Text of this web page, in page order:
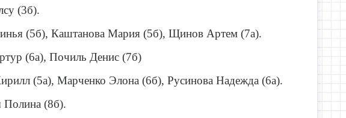
(3б).
(5б), Каштанова Мария (5б), Щинов Артем (7а).
Почиль Денис (7б)
Марченко Элона (6б), Русинова Надежда (6а).
Полина (8б).